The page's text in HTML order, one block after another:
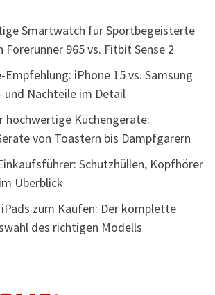
Smartwatch für Sportbegeisterte
Forerunner 965 vs. Fitbit Sense 2
iPhone 15 vs. Samsung
und Nachteile im Detail
hochwertige Küchengeräte:
von Toastern bis Dampfgarern
Schutzhüllen, Kopfhörer
Überblick
zum Kaufen: Der komplette
des richtigen Modells